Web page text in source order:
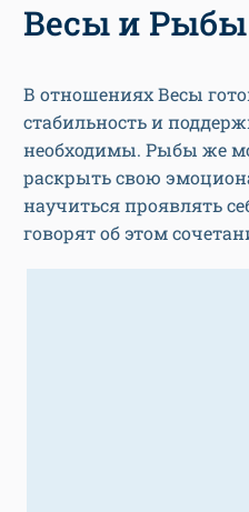
Весы и Рыбы
В отношениях Весы
стабильность и
необходимы. Рыбы же
раскрыть свою
научиться проявлять
говорят об этом